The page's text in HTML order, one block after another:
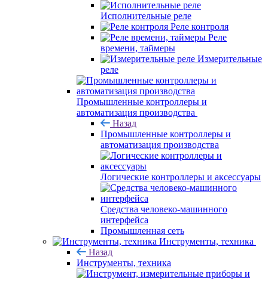
Исполнительные реле
Реле контроля
Реле
времени, таймеры
Измерительные
реле
Промышленные контроллеры и
автоматизация производства
Назад
Промышленные контроллеры и
автоматизация производства
Логические контроллеры и аксессуары
Средства человеко-машинного
интерфейса
Промышленная сеть
Инструменты, техника
Назад
Инструменты, техника